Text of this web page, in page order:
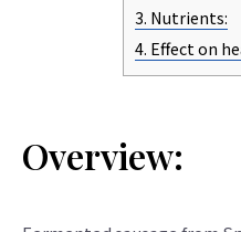
3. Nutrients:
4. Effect on
Overview: